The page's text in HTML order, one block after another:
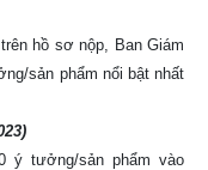
hồ sơ nộp, Ban Giám
sản phẩm nổi bật nhất
ý tưởng/sản phẩm vào